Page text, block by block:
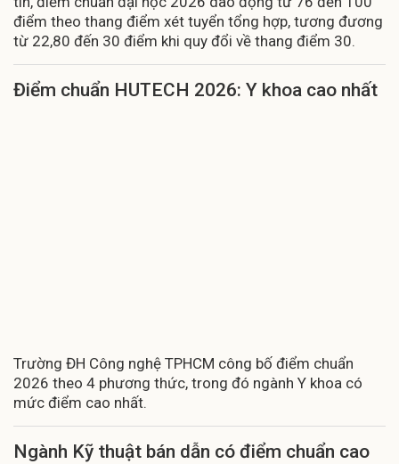
điểm theo thang điểm xét tuyển tổng hợp, tương đương
từ 22,80 đến 30 điểm khi quy đổi về thang điểm 30.
Điểm chuẩn HUTECH 2026: Y khoa cao nhất
Trường ĐH Công nghệ TPHCM công bố điểm chuẩn
2026 theo 4 phương thức, trong đó ngành Y khoa có
mức điểm cao nhất.
Ngành Kỹ thuật bán dẫn có điểm chuẩn cao